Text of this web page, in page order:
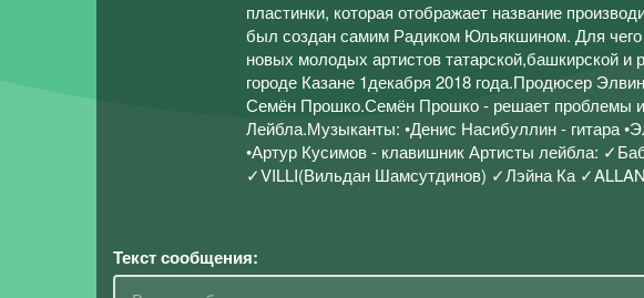
пластинки, которая отображает название
был создан самим Радиком Юльякшином. Для
новых молодых артистов татарской,башкирской
городе Казане 1декабря 2018 года.Продюсер
Семён Прошко.Семён Прошко - решает проблемы и
Лейбла.Музыканты: •Денис Насибуллин - гитара
•Артур Кусимов - клавишник Артисты лейбла:
✓VILLI(Вильдан Шамсутдинов) ✓Лэйна Ка
Текст сообщения: